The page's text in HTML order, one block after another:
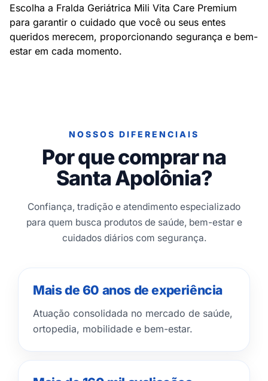
Escolha a Fralda Geriátrica Mili Vita Care Premium
para garantir o cuidado que você ou seus entes
queridos merecem, proporcionando segurança e bem-
estar em cada momento.
NOSSOS DIFERENCIAIS
Por que comprar na
Santa Apolônia?
Confiança, tradição e atendimento especializado
para quem busca produtos de saúde, bem-estar e
cuidados diários com segurança.
Mais de 60 anos de experiência
Atuação consolidada no mercado de saúde,
ortopedia, mobilidade e bem-estar.